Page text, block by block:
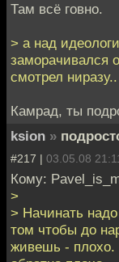
Там всё говно.
> а над
заморачивался
смотрел ниразу..
Камрад, ты
ksion »
#217 | 03.05.08
Кому:
>
> Начинать
том чтобы до
живешь - плохо.